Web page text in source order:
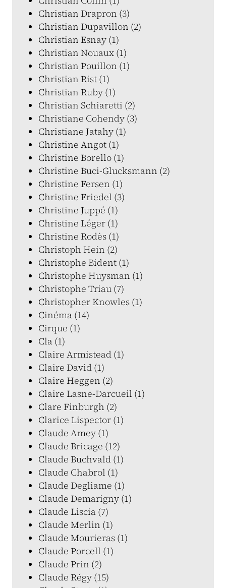
Christian Drapron (3)
Christian Dupavillon (2)
Christian Esnay (1)
Christian Nouaux (1)
Christian Pouillon (1)
Christian Rist (1)
Christian Ruby (1)
Christian Schiaretti (2)
Christiane Cohendy (3)
Christiane Jatahy (1)
Christine Angot (1)
Christine Borello (1)
Christine Buci-Glucksmann (2)
Christine Fersen (1)
Christine Friedel (3)
Christine Juppé (1)
Christine Léger (1)
Christine Rodès (1)
Christoph Hein (2)
Christophe Bident (1)
Christophe Huysman (1)
Christophe Triau (7)
Christopher Knowles (1)
Cinéma (14)
Cirque (1)
Cla (1)
Claire Armistead (1)
Claire David (1)
Claire Heggen (2)
Claire Lasne-Darcueil (1)
Clare Finburgh (2)
Clarice Lispector (1)
Claude Amey (1)
Claude Bricage (12)
Claude Buchvald (1)
Claude Chabrol (1)
Claude Degliame (1)
Claude Demarigny (1)
Claude Liscia (7)
Claude Merlin (1)
Claude Mourieras (1)
Claude Porcell (1)
Claude Prin (2)
Claude Régy (15)